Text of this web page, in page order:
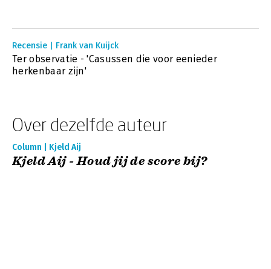
Recensie | Frank van Kuijck
Ter observatie - 'Casussen die voor eenieder
herkenbaar zijn'
Over dezelfde auteur
Column | Kjeld Aij
Kjeld Aij - Houd jij de score bij?